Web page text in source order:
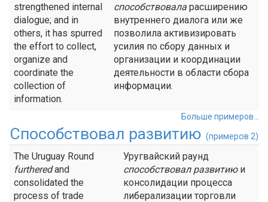
strengthened internal
dialogue; and in
others, it has spurred
the effort to collect,
organize and
coordinate the
collection of
information.
способствовала расширению
внутреннего диалога или же
позволила активизировать
усилия по сбору данных и
организации и координации
деятельности в области сбора
информации.
Больше примеров...
Способствовал развитию (примеров 2)
The Uruguay Round
furtheredand
consolidated the
process of trade
Уругвайский раунд
способствовал развитиюи
консолидации процесса
либерализации торговли